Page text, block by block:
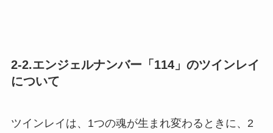
2-2.エンジェルナンバー「114」のツインレイ
について
ツインレイは、1つの魂が生まれ変わるときに、2